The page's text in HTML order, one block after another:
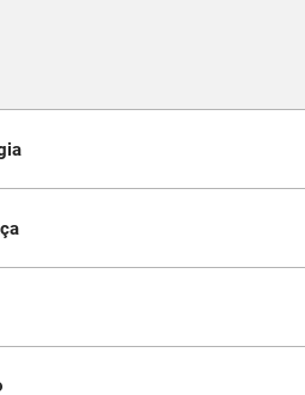
em